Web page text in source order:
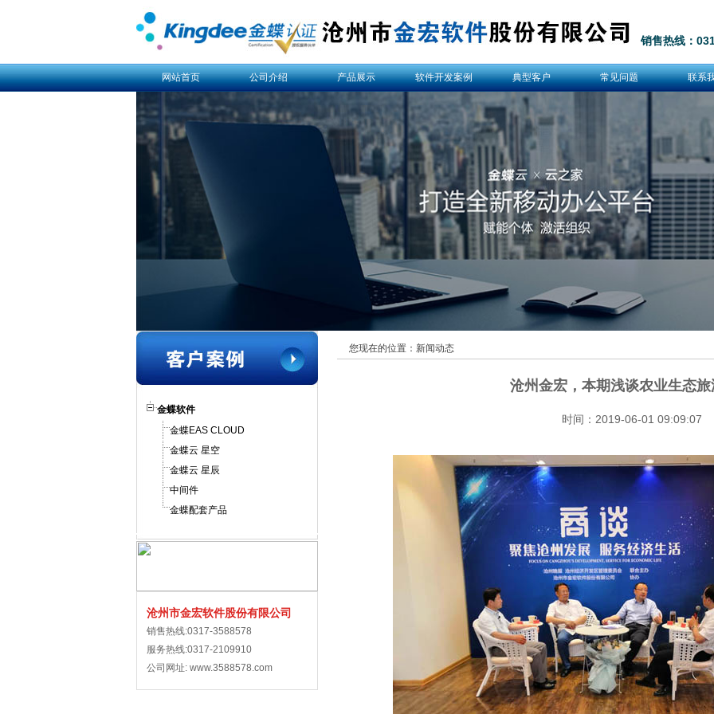
销售热线：
网站首页 公司介绍 产品展示 软件开发案例 典型客户 常见问题 联系
金蝶软件
金蝶EAS CLOUD
金蝶云 星空
金蝶云 星辰
中间件
金蝶配套产品
沧州市金宏软件股份有限公司
销售热线:0317-3588578
服务热线:0317-2109910
公司网址: www.3588578.com
您现在的位置：新闻动态
沧州金宏，本期浅谈农业生态
时间：2019-06-01 09:09:07